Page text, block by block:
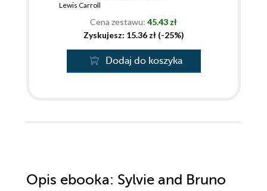
Lewis Carroll
Cena zestawu: 45.43 zł
Zyskujesz: 15.36 zł (-25%)
Dodaj do koszyka
Opis ebooka: Sylvie and Bruno